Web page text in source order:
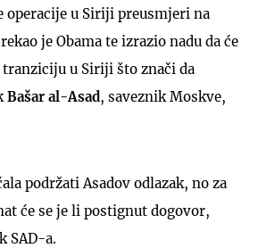
operacije u Siriji preusmjeri na
je Obama te izrazio nadu da će
u Siriji što znači da
Bašar al-Asad, saveznik Moskve,
podržati Asadov odlazak, no za
će se je li postignut dogovor,
SAD-a.